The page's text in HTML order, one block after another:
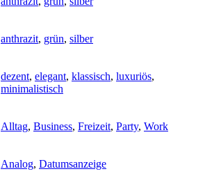
anthrazit, grün, silber
dezent, elegant, klassisch, luxuriös,
minimalistisch
Alltag, Business, Freizeit, Party, Work
Analog, Datumsanzeige